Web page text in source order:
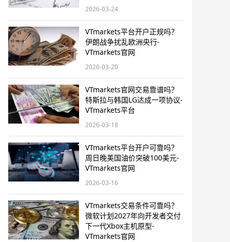
2026-03-24
VTmarkets平台开户正规吗？
伊朗战争扰乱欧洲央行-
VTmarkets官网
2026-03-20
VTmarkets官网交易靠谱吗？
特斯拉与韩国LG达成一项协议-
VTmarkets平台
2026-03-18
VTmarkets平台开户可靠吗？
周日晚美国油价突破100美元-
VTmarkets官网
2026-03-16
VTmarkets交易条件可靠吗？
微软计划2027年向开发者交付
下一代Xbox主机原型-
VTmarkets官网